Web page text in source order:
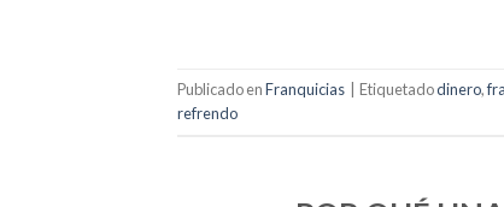
Publicado enFranquicias Etiquetadodinero,
refrendo